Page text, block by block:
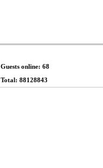
Guests online: 68
Total: 88128843